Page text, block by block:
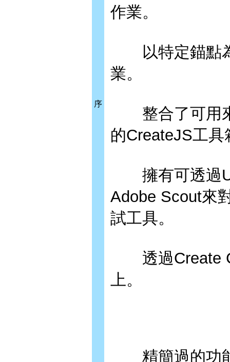
序
作業。
以特定錨點為
業。
整合了可用來
的CreateJS工具
擁有可透過
Adobe Scout來
試工具。
透過Create
上。
精簡過的功